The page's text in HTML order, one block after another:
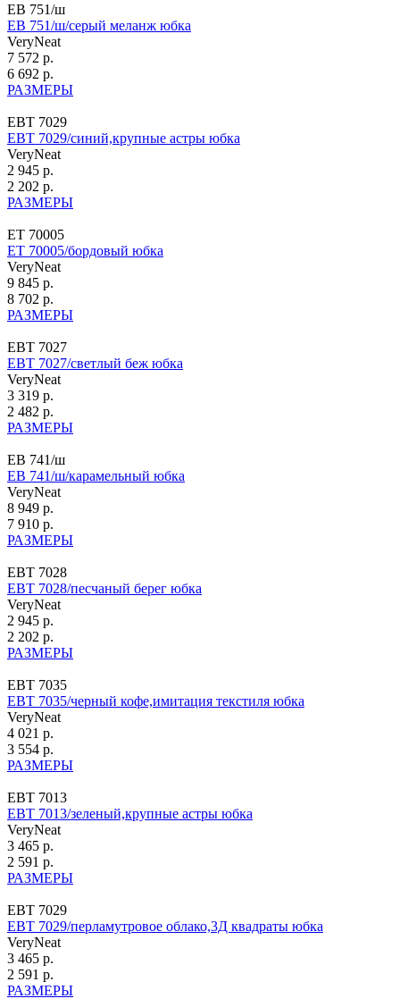
ЕВ 751/ш
ЕВ 751/ш/серый меланж юбка
VeryNeat
7 572 р.
6 692 р.
РАЗМЕРЫ
ЕВТ 7029
ЕВТ 7029/синий,крупные астры юбка
VeryNeat
2 945 р.
2 202 р.
РАЗМЕРЫ
ЕТ 70005
ЕТ 70005/бордовый юбка
VeryNeat
9 845 р.
8 702 р.
РАЗМЕРЫ
ЕВТ 7027
ЕВТ 7027/светлый беж юбка
VeryNeat
3 319 р.
2 482 р.
РАЗМЕРЫ
ЕВ 741/ш
ЕВ 741/ш/карамельный юбка
VeryNeat
8 949 р.
7 910 р.
РАЗМЕРЫ
ЕВТ 7028
ЕВТ 7028/песчаный берег юбка
VeryNeat
2 945 р.
2 202 р.
РАЗМЕРЫ
ЕВТ 7035
ЕВТ 7035/черный кофе,имитация текстиля юбка
VeryNeat
4 021 р.
3 554 р.
РАЗМЕРЫ
ЕВТ 7013
ЕВТ 7013/зеленый,крупные астры юбка
VeryNeat
3 465 р.
2 591 р.
РАЗМЕРЫ
ЕВТ 7029
ЕВТ 7029/перламутровое облако,3Д квадраты юбка
VeryNeat
3 465 р.
2 591 р.
РАЗМЕРЫ